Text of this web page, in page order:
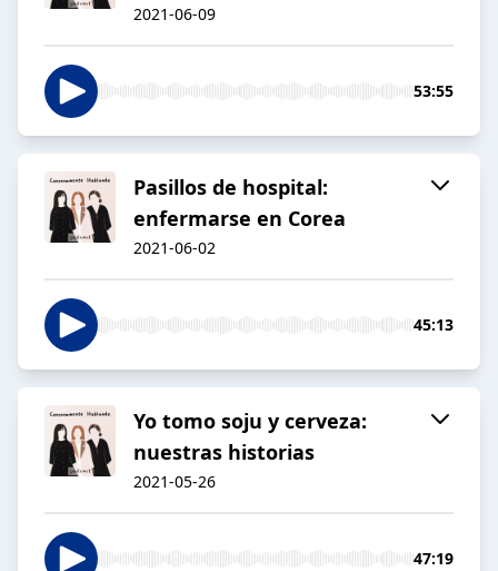
2021-06-09
53:55
Pasillos de hospital:
enfermarse en Corea
2021-06-02
45:13
Yo tomo soju y cerveza:
nuestras historias
2021-05-26
47:19